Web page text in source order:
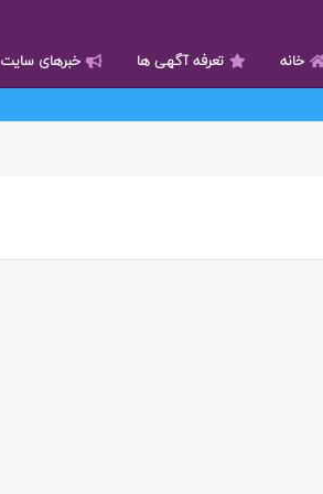
خانه تعرفه آگهی ها خبرهای سایت